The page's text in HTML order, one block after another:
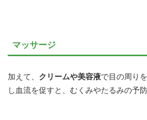
マッサージ
加えて、 クリームや美容液で目の周り
し血流を促すと、むくみやたるみの予